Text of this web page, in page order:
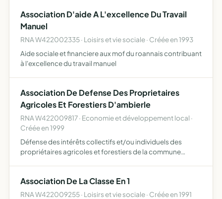
Association D'aide A L'excellence Du Travail
Manuel
RNA W422002335 · Loisirs et vie sociale · Créée en 1993
Aide sociale et financiere aux mof du roannais contribuant
à l'excellence du travail manuel
Association De Defense Des Proprietaires
Agricoles Et Forestiers D'ambierle
RNA W422009817 · Economie et développement local ·
Créée en 1999
Défense des intérêts collectifs et/ou individuels des
propriétaires agricoles et forestiers de la commune
Association De La Classe En 1
RNA W422009255 · Loisirs et vie sociale · Créée en 1991